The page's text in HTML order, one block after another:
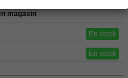
magasin
En stock
En stock